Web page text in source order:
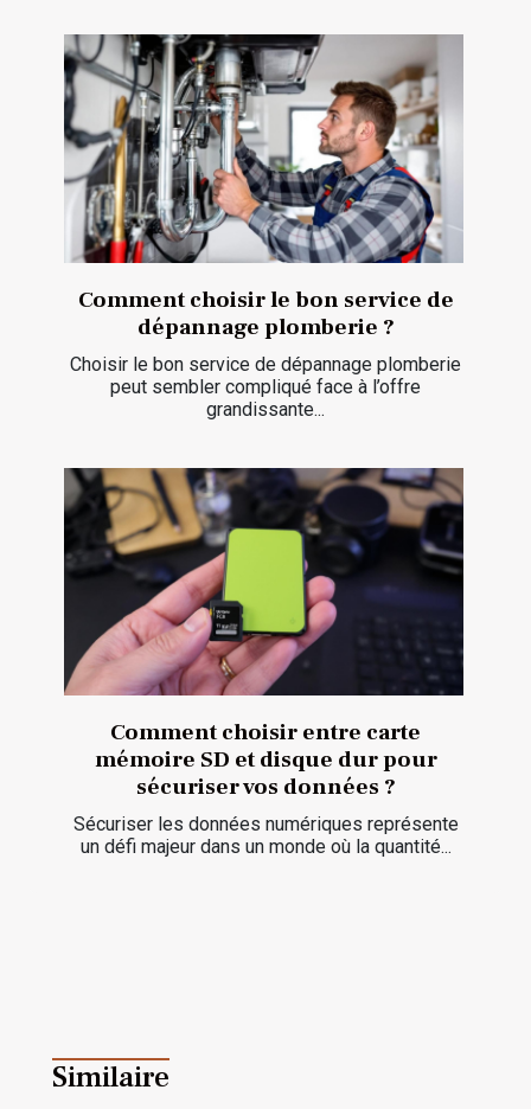
Comment choisir le bon service de
dépannage plomberie ?
Choisir le bon service de dépannage plomberie
peut sembler compliqué face à l’offre
grandissante...
Comment choisir entre carte
mémoire SD et disque dur pour
sécuriser vos données ?
Sécuriser les données numériques représente
un défi majeur dans un monde où la quantité...
Similaire